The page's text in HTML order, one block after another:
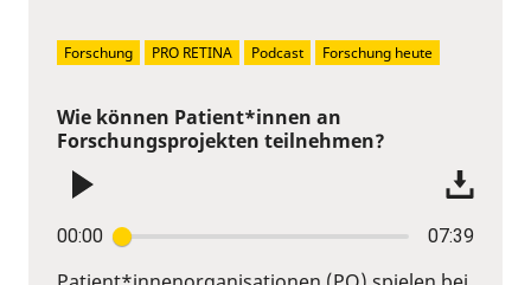
Wie können Patient*innen an
Forschungsprojekten teilnehmen?
00:00 07:39
Forschung PRO RETINA Podcast Forschung heute